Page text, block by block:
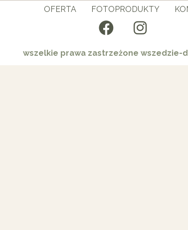
OFERTA FOTOPRODUKTY
wszelkie prawa zastrzeżone wszedzie-